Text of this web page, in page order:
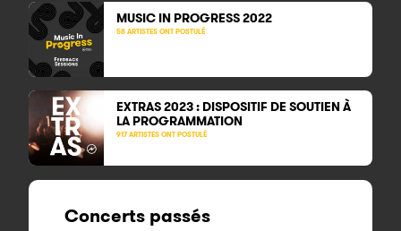
MUSIC IN PROGRESS2022
58 ARTISTES ONT POSTULÉ
EXTRAS 2023 : DISPOSITIF DE SOUTIEN À
LA PROGRAMMATION
917 ARTISTES ONT POSTULÉ
Concerts passés